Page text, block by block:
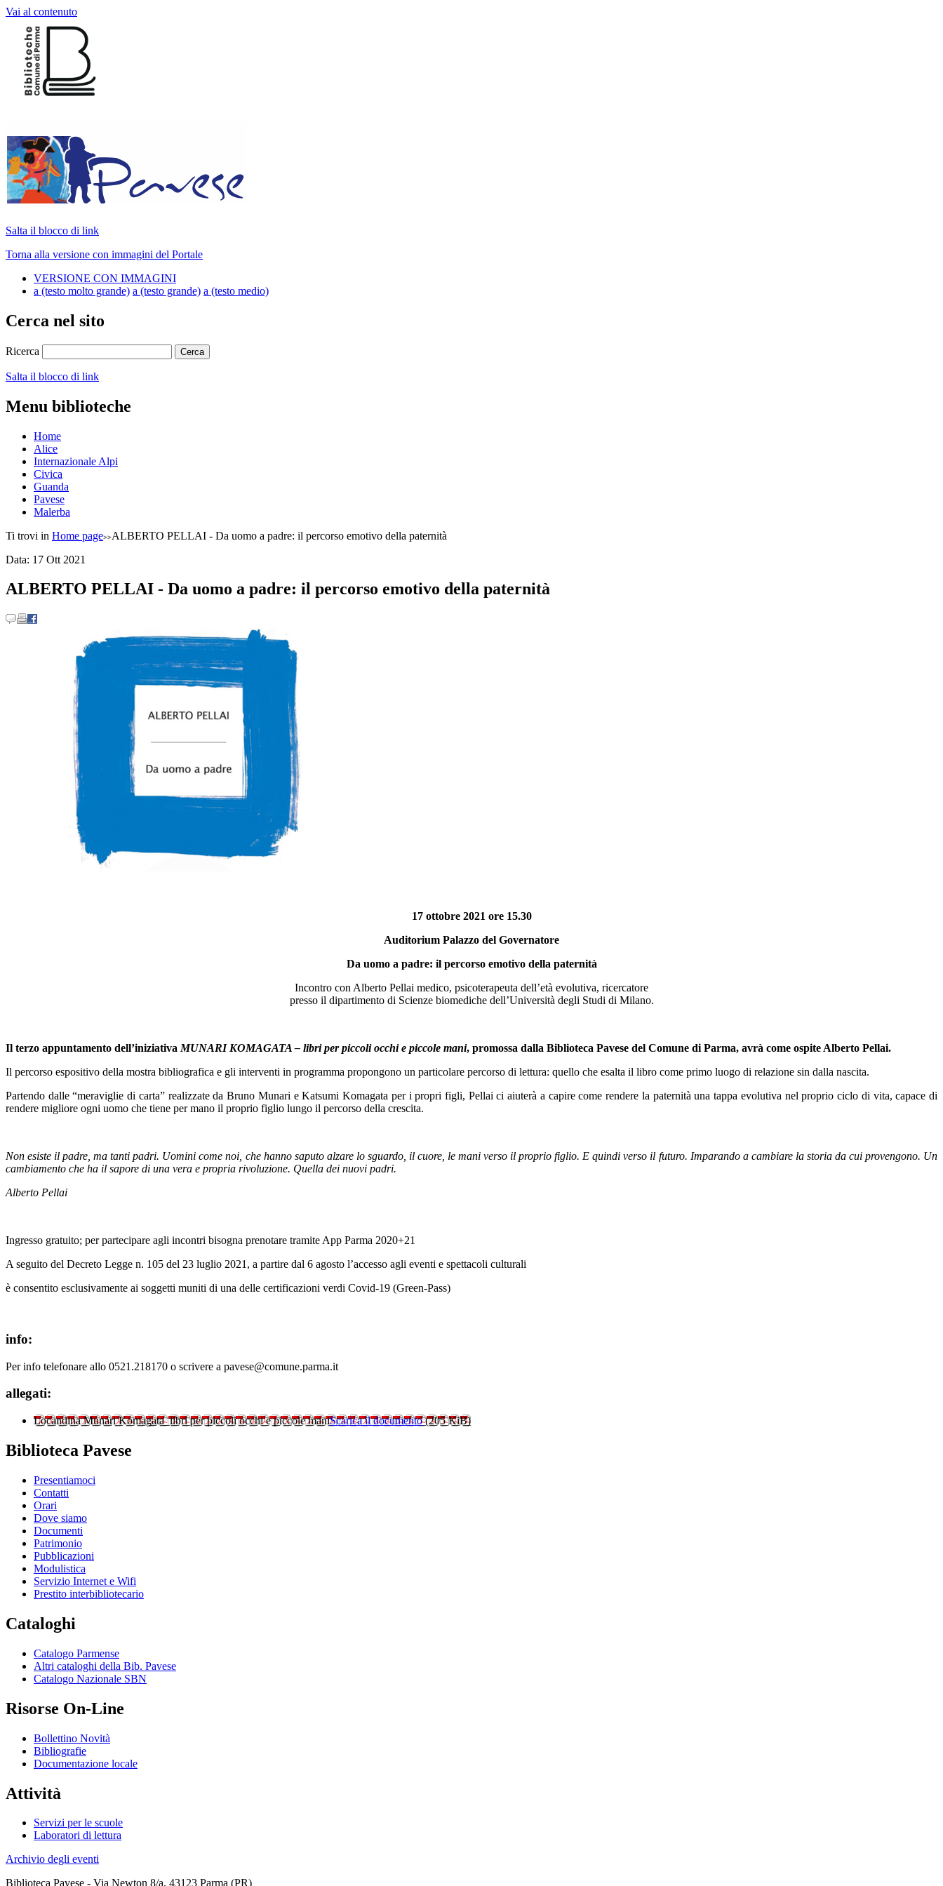
Vai al contenuto
Salta il blocco di link
Torna alla versione con immagini del Portale
VERSIONE CON IMMAGINI
a (testo molto grande) a (testo grande) a (testo medio)
Cerca nel sito
Ricerca
Salta il blocco di link
Menu biblioteche
Home
Alice
Internazionale Alpi
Civica
Guanda
Pavese
Malerba
Ti trovi in Home page
ALBERTO PELLAI - Da uomo a padre: il percorso emotivo della paternità
Data: 17 Ott 2021
ALBERTO PELLAI - Da uomo a padre: il percorso emotivo della paternità
17 ottobre 2021 ore 15.30
Auditorium Palazzo del Governatore
Da uomo a padre: il percorso emotivo della paternità
Incontro con Alberto Pellai medico, psicoterapeuta dell’età evolutiva, ricercatore
presso il dipartimento di Scienze biomediche dell’Università degli Studi di Milano.
Il terzo appuntamento dell’iniziativa MUNARI KOMAGATA – libri per piccoli occhi e piccole mani, promossa dalla Biblioteca Pavese del Comune di Parma, avrà come ospite Alberto Pellai.
Il percorso espositivo della mostra bibliografica e gli interventi in programma propongono un particolare percorso di lettura: quello che esalta il libro come primo luogo di relazione sin dalla nascita.
Partendo dalle “meraviglie di carta” realizzate da Bruno Munari e Katsumi Komagata per i propri figli, Pellai ci aiuterà a capire come rendere la paternità una tappa evolutiva nel proprio ciclo di vita, capace di
rendere migliore ogni uomo che tiene per mano il proprio figlio lungo il percorso della crescita.
Non esiste il padre, ma tanti padri. Uomini come noi, che hanno saputo alzare lo sguardo, il cuore, le mani verso il proprio figlio. E quindi verso il futuro. Imparando a cambiare la storia da cui provengono. Un
cambiamento che ha il sapore di una vera e propria rivoluzione. Quella dei nuovi padri.
Alberto Pellai
Ingresso gratuito; per partecipare agli incontri bisogna prenotare tramite App Parma 2020+21
A seguito del Decreto Legge n. 105 del 23 luglio 2021, a partire dal 6 agosto l’accesso agli eventi e spettacoli culturali
è consentito esclusivamente ai soggetti muniti di una delle certificazioni verdi Covid-19 (Green-Pass)
info:
Per info telefonare allo 0521.218170 o scrivere a pavese@comune.parma.it
allegati:
Locandina Munari Komagata_libri per piccoli occhi e piccole maniScarica il documento (205 KiB)
Biblioteca Pavese
Presentiamoci
Contatti
Orari
Dove siamo
Documenti
Patrimonio
Pubblicazioni
Modulistica
Servizio Internet e Wifi
Prestito interbibliotecario
Cataloghi
Catalogo Parmense
Altri cataloghi della Bib. Pavese
Catalogo Nazionale SBN
Risorse On-Line
Bollettino Novità
Bibliografie
Documentazione locale
Attività
Servizi per le scuole
Laboratori di lettura
Archivio degli eventi
Biblioteca Pavese - Via Newton 8/a, 43123 Parma (PR)